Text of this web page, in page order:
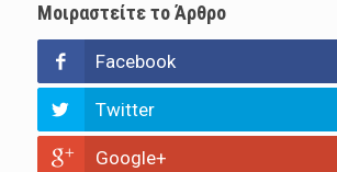
Μοιραστείτε το Άρθρο
Facebook
Twitter
Google+